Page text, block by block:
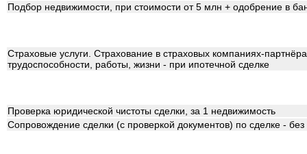
Подбор недвижимости, при стоимости от 5 млн + одобрение в
Страховые услуги. Страхование в страховых компаниях-
трудоспособности, работы, жизни - при ипотечной сделке
Проверка юридической чистоты сделки, за 1 недвижимость
Сопровождение сделки (с проверкой документов) по сделке -